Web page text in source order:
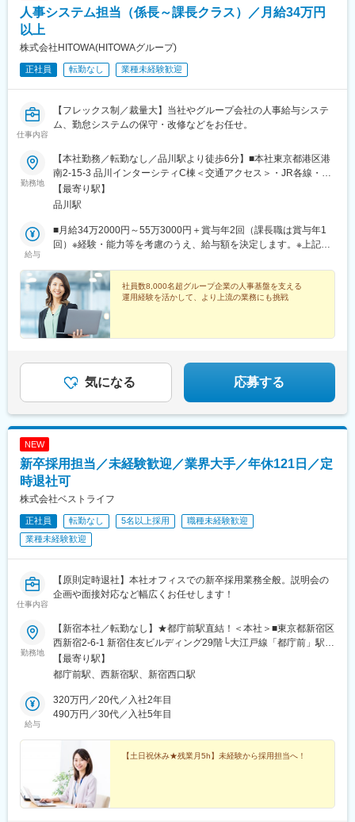
人事システム担当（係長～課長クラス）／月給34万円
以上
株式会社HITOWA(HITOWAグループ)
正社員 転勤なし 業種未経験歓迎
仕事内容
【フレックス制／裁量大】当社やグループ会社の人事給与システ
ム、勤怠システムの保守・改修などをお任せ。
勤務地
【本社勤務／転勤なし／品川駅より徒歩6分】■本社東京都港区港
南2-15-3 品川インターシティC棟＜交通アクセス＞・JR各線・京
急本線「品川駅」港南口より徒歩6分
【最寄り駅】
品川駅
給与
■月給34万2000円～55万3000円＋賞与年2回（課長職は賞与年1
回）※経験・能力等を考慮のうえ、給与額を決定します。※上記に
みます。超過分は全額支給いたします。（※課長職除く）
社員数8,000名超グループ企業の人事基盤を支える
運用経験を活かして、より上流の業務にも挑戦
気になる 応募する
NEW
新卒採用担当／未経験歓迎／業界大手／年休121日／定
時退社可
株式会社ベストライフ
正社員 転勤なし 5名以上採用
職種未経験歓迎
業種未経験歓迎
仕事内容
【原則定時退社】本社オフィスでの新卒採用業務全般。説明会の
企画や面接対応など幅広くお任せします！
勤務地
【新宿本社／転勤なし】★都庁前駅直結！＜本社＞■東京都新宿区
西新宿2-6-1 新宿住友ビルディング29階└大江戸線「都庁前」駅直
結（徒歩3分）└各線「新宿」駅西口徒歩8分└丸ノ内線「西新宿」
駅徒歩5分＼駅直結で通勤ラッシュもラクラク♪／地下通路で駅と
きます！新宿駅からも十分徒歩圏内の高層オフィスで、29階の窓
からは東京の街並みが一望できる開放的な空間です。ビル内には
充実しており、毎日のランチタイムや仕事終わりの食事も楽しめ
ますよ♪※受動喫煙対策あり：屋内全面禁煙
【最寄り駅】
都庁前駅、西新宿駅、新宿西口駅
給与
320万円／20代／入社2年目
490万円／30代／入社5年目
【土日祝休み★残業月5h】未経験から採用担当へ！